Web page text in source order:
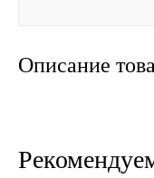
Оригинальные масла
Описание